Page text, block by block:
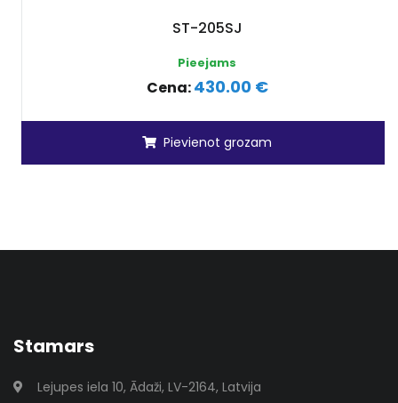
ST-205SJ
Pieejams
Cena:430.00 €
Pievienot grozam
Stamars
Lejupes iela 10, Ādaži, LV-2164, Latvija